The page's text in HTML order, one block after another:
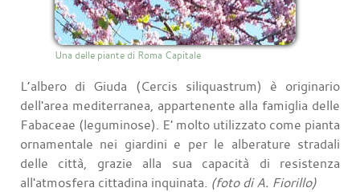
Una delle piante di Roma Capitale
L’albero di Giuda (Cercis siliquastrum) è originario
dell'area mediterranea, appartenente alla famiglia delle
Fabaceae (leguminose). E' molto utilizzato come pianta
ornamentale nei giardini e per le alberature stradali
delle città, grazie alla sua capacità di resistenza
all'atmosfera cittadina inquinata. (foto di A. Fiorillo)